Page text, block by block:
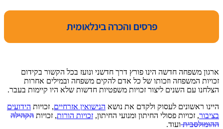
פרסים והכרה בינלאומית
ארגון משפחה חדשה הינו פורץ דרך חדשני ונועז בכל הקשור בקידום
זכויות המשפחה וזכותו של כל אדם להקים משפחה ובמילים אחרות
הצלחנו עם השנים ליצור זכויות משפטיות חדשות שלא היו קיימות בעבר.
היינו ראשונים לעסוק ולקדם את נושא הנישואין אזרחיים, זכויות הידועים
בציבור, זכויות פסולי החיתון ומנועי החיתון, זכויות הורות, זכויות הקהילה
ההומולסביתועוד.